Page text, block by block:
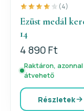
(4)
Ezüst medál
14
4 890 Ft
Raktáron, azonnal
átvehető
Részletek